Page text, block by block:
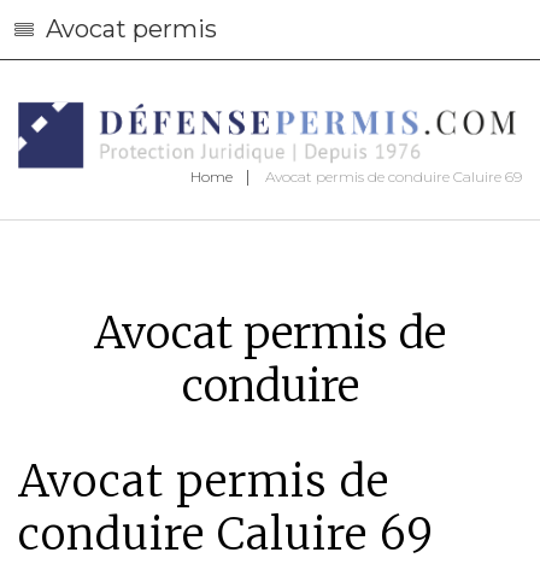
Avocat permis
Home Avocat permis de conduire Caluire 69
Avocat permis de
conduire
Avocat permis de
conduire Caluire 69